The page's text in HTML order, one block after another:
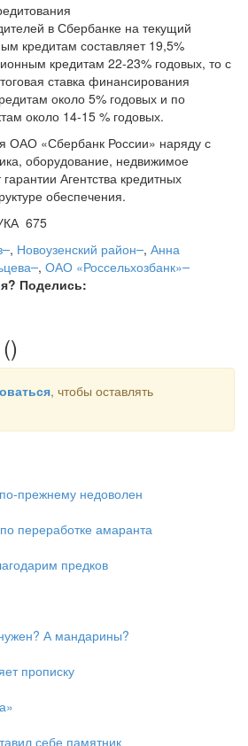
в Сбербанке на текущий
кредитам составляет 19,5%
кредитам 22-23% годовых, то с
ставка финансирования
около 5% годовых и по
около 14-15 % годовых.
ОАО «Сбербанк России» наряду с
оборудование, недвижимое
Агентства кредитных
обеспечения.
675
, Новоузенский район , Анна
, ОАО «Россельхозбанк»
Поделись:
)
, чтобы оставлять
прежнему недоволен
переработке амаранта
предков
А мандарины?
прописку
себе памятник